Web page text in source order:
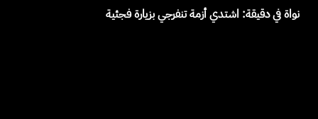
نواة في دقيقة: اشتدي أزمة تنفرجي بزيارة فجئية